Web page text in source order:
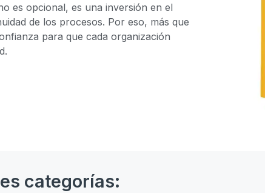
es opcional, es una inversión en el
de los procesos. Por eso, más que
para que cada organización
categorías: